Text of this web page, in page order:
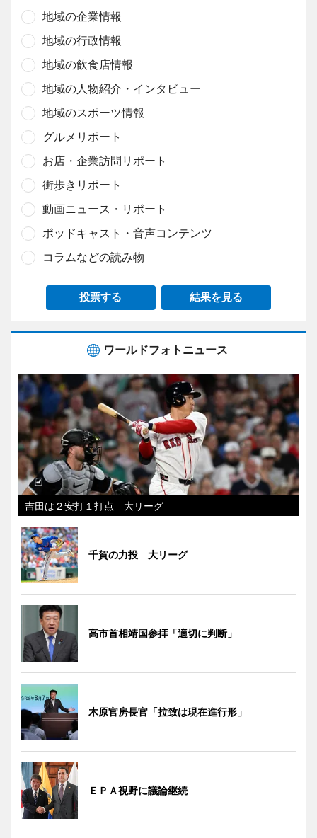
地域の企業情報
地域の行政情報
地域の飲食店情報
地域の人物紹介・インタビュー
地域のスポーツ情報
グルメリポート
お店・企業訪問リポート
街歩きリポート
動画ニュース・リポート
ポッドキャスト・音声コンテンツ
コラムなどの読み物
投票する 結果を見る
ワールドフォトニュース
吉田は２安打１打点 大リーグ
千賀の力投 大リーグ
高市首相靖国参拝「適切に判断」
木原官房長官「拉致は現在進行形」
ＥＰＡ視野に議論継続